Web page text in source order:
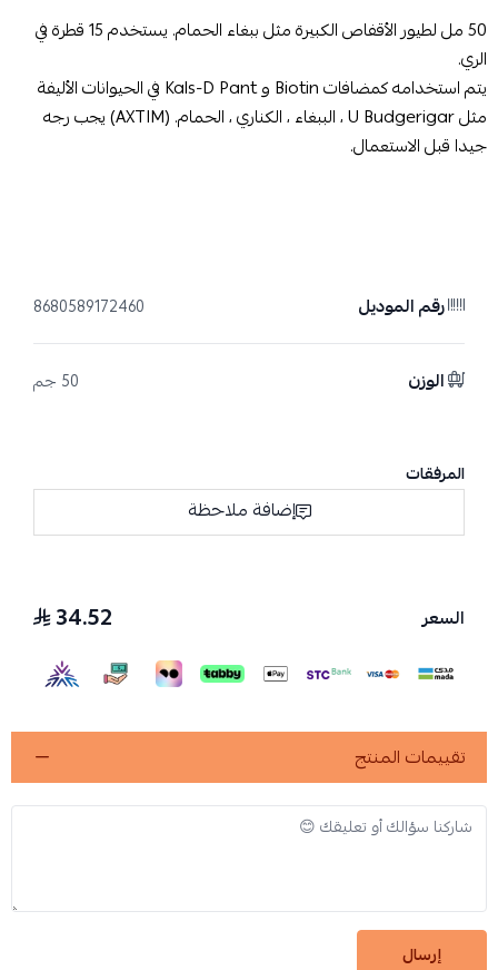
50 مل لطيور الأقفاص الكبيرة مثل ببغاء الحمام. يستخدم 15 قطرة في
الري.
يتم استخدامه كمضافات Biotin و Kals-D Pant في الحيوانات الأليفة
مثل U Budgerigar ، الببغاء ، الكناري ، الحمام. (AXTIM) يجب رجه
جيدا قبل الاستعمال.
رقم الموديل 8680589172460
الوزن 50 جم
المرفقات
إضافة ملاحظة
السعر 34.52
تقييمات المنتج
إرسال